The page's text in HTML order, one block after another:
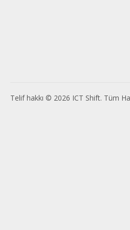
Telif hakkı © 2026 ICT Shift. Tüm